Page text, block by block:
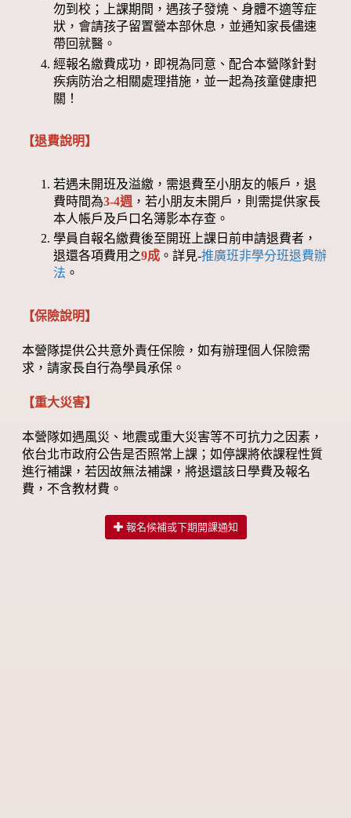
勿到校；上課期間，遇孩子發燒、身體不適等症
狀，會請孩子留置營本部休息，並通知家長儘速
帶回就醫。
經報名繳費成功，即視為同意、配合本營隊針對
疾病防治之相關處理措施，並一起為孩童健康把
關！
【退費說明】
若遇未開班及溢繳，需退費至小朋友的帳戶，退
費時間為3-4週 ，若小朋友未開戶，則需提供家長
本人帳戶及戶口名簿影本存查。
學員自報名繳費後至開班上課日前申請退費者，
退還各項費用之9成 。詳見-推廣班非學分班退費辦
法 。
【保險說明】
本營隊提供公共意外責任保險，如有辦理個人保險需
求，請家長自行為學員承保。
【重大災害】
本營隊如遇風災、地震或重大災害等不可抗力之因素，
依台北市政府公告是否照常上課；如停課將依課程性質
進行補課，若因故無法補課，將退還該日學費及報名
費，不含教材費。
報名候補或下期開課通知